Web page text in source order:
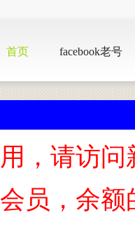
首页 facebook老号
，请访问
员，余